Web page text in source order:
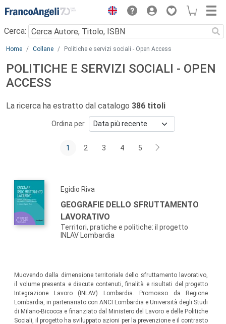
Menu
Cerca:
Main content
Home Collane Politiche e servizi sociali - Open Access
POLITICHE E SERVIZI SOCIALI - OPEN
ACCESS
La ricerca ha estratto dal catalogo 386 titoli
Ordina per
1 2 3 4 5
Egidio Riva
GEOGRAFIE DELLO SFRUTTAMENTO
LAVORATIVO
Territori, pratiche e politiche: il progetto
INLAV Lombardia
Muovendo dalla dimensione territoriale dello sfruttamento lavorativo,
il volume presenta e discute contenuti, finalità e risultati del progetto
Integrazione Lavoro (INLAV) Lombardia. Promosso da Regione
Lombardia, in partenariato con ANCI Lombardia e Università degli Studi
di Milano-Bicocca e finanziato dal Ministero del Lavoro e delle Politiche
Sociali, il progetto ha sviluppato azioni per la prevenzione e il contrasto